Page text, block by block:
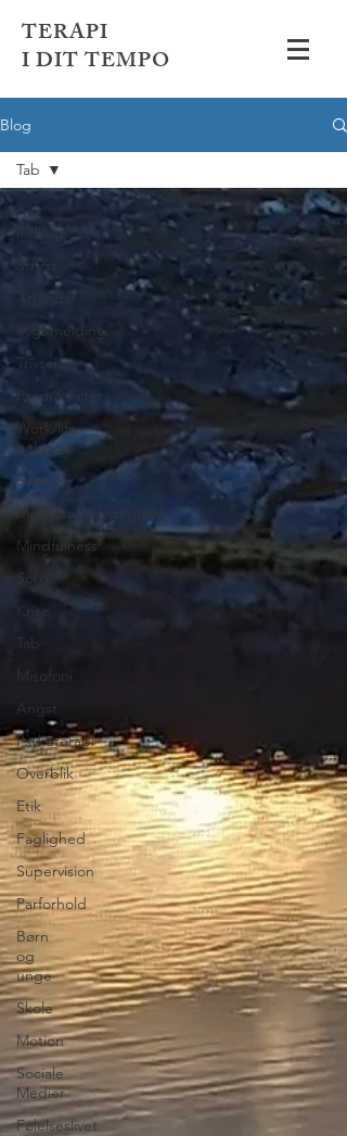
TERAPI
I DIT TEMPO
Blog
Alle
indlæg
Stress
Arbejde
Sygemelding
Trivsel
Produktivitet
Work/life
balance
Søvn
Modstandsdygtighed
Mindfulness
Sorg
Krise
Tab
Misofoni
Angst
Psykoterapi
Overblik
Etik
Faglighed
Supervision
Parforhold
Børn
og
unge
Skole
Motion
Sociale
Medier
Følelseslivet
Tab